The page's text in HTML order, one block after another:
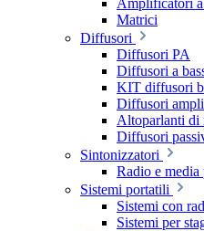
Amplificatori a
Matrici
Diffusori
Diffusori PA
Diffusori a
KIT diffusori
Diffusori
Altoparlanti di
Diffusori
Sintonizzatori
Radio e media
Sistemi portatili
Sistemi con
Sistemi per